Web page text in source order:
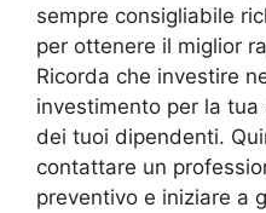
sempre consigliabile
per ottenere il miglior
Ricorda che investire
investimento per la
dei tuoi dipendenti.
contattare un
preventivo e iniziare a